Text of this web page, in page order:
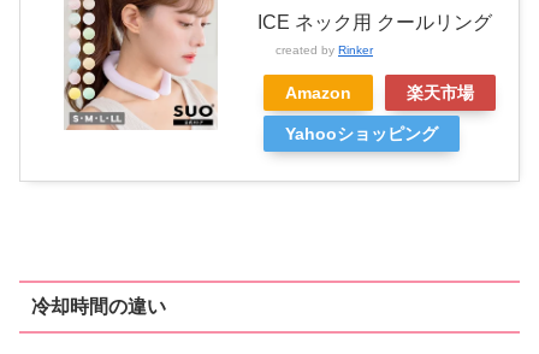
ICE ネック用 クールリング
created by Rinker
Amazon 楽天市場
Yahooショッピング
冷却時間の違い